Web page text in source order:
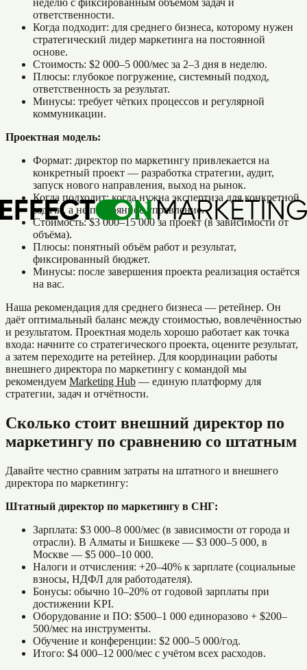
неделю с фиксированным объёмом задач и
ответственности.
Когда подходит: для среднего бизнеса, которому нужен
стратегический лидер маркетинга на постоянной
основе.
Стоимость: $2 000–5 000/мес за 2–3 дня в неделю.
Плюсы: глубокое погружение, системный подход,
ответственность за результат.
Минусы: требует чётких процессов и регулярной
коммуникации.
Проектная модель:
Формат: директор по маркетингу привлекается на
конкретный проект — разработка стратегии, аудит,
запуск нового направления, выход на рынок.
Когда подходит: когда нужна экспертиза для конкретной
задачи, а не постоянное управление.
Стоимость: $3 000–15 000 за проект (в зависимости от
объёма).
Плюсы: понятный объём работ и результат,
фиксированный бюджет.
Минусы: после завершения проекта реализация остаётся
на вас.
Наша рекомендация для среднего бизнеса — ретейнер. Он
даёт оптимальный баланс между стоимостью, вовлечённостью
и результатом. Проектная модель хорошо работает как точка
входа: начните со стратегического проекта, оцените результат,
а затем переходите на ретейнер. Для координации работы
внешнего директора по маркетингу с командой мы
рекомендуем Marketing Hub — единую платформу для
стратегии, задач и отчётности.
Сколько стоит внешний директор по
маркетингу по сравнению со штатным
Давайте честно сравним затраты на штатного и внешнего
директора по маркетингу:
Штатный директор по маркетингу в СНГ:
Зарплата: $3 000–8 000/мес (в зависимости от города и
отрасли). В Алматы и Бишкеке — $3 000–5 000, в
Москве — $5 000–10 000.
Налоги и отчисления: +20–40% к зарплате (социальные
взносы, НДФЛ для работодателя).
Бонусы: обычно 10–20% от годовой зарплаты при
достижении KPI.
Оборудование и ПО: $500–1 000 единоразово + $200–
500/мес на инструменты.
Обучение и конференции: $2 000–5 000/год.
Итого: $4 000–12 000/мес с учётом всех расходов.